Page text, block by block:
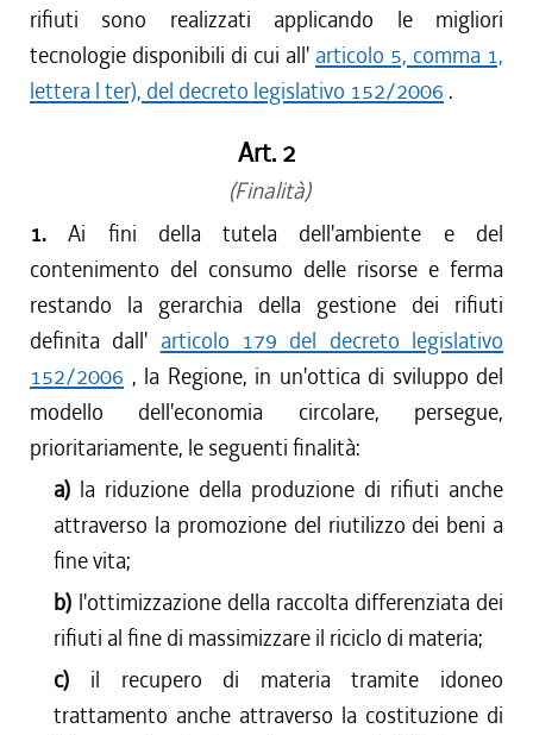
rifiuti sono realizzati applicando le migliori
tecnologie disponibili di cui all' articolo 5, comma 1,
lettera l ter), del decreto legislativo 152/2006 .
Art. 2
(Finalità)
1.Ai fini della tutela dell'ambiente e del
contenimento del consumo delle risorse e ferma
restando la gerarchia della gestione dei rifiuti
definita dall' articolo 179 del decreto legislativo
152/2006 , la Regione, in un'ottica di sviluppo del
modello dell'economia circolare, persegue,
prioritariamente, le seguenti finalità:
a) la riduzione della produzione di rifiuti anche
attraverso la promozione del riutilizzo dei beni a
fine vita;
b) l'ottimizzazione della raccolta differenziata dei
rifiuti al fine di massimizzare il riciclo di materia;
c) il recupero di materia tramite idoneo
trattamento anche attraverso la costituzione di